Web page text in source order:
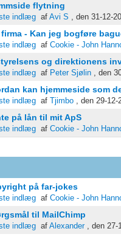
flytning
indlæg af Avi S , den 31-12-
firma - Kan jeg bogføre
indlæg af Cookie - John
og direktionens
indlæg af Peter Sjølin , den
kan hjemmeside som
indlæg af Tjimbo , den 29-
på lån til mit ApS
indlæg af Cookie - John
på far-jokes
indlæg af Cookie - John
til MailChimp
indlæg af Alexander, den 27-